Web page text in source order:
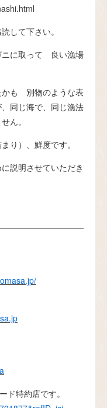
して下さい。
ニに取って 良い漁場
かも 別物のような表
同じ海で、同じ漁法
ん。
り）、鮮度です。
説明させていただき
特約店です。